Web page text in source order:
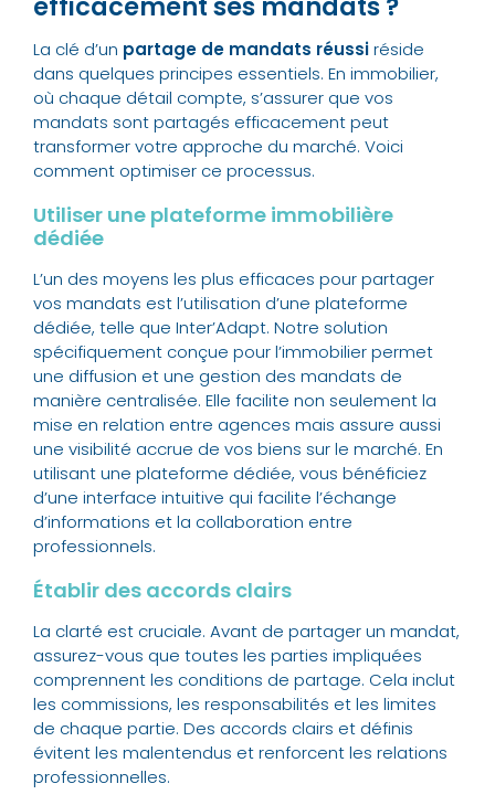
La clé d’un partage de mandats réussiréside
dans quelques principes essentiels. En immobilier,
où chaque détail compte, s’assurer que vos
mandats sont partagés efficacement peut
transformer votre approche du marché. Voici
comment optimiser ce processus.
Utiliser une plateforme immobilière
dédiée
L’un des moyens les plus efficaces pour partager
vos mandats est l’utilisation d’une plateforme
dédiée, telle que Inter’Adapt. Notre solution
spécifiquement conçue pour l’immobilier permet
une diffusion et une gestion des mandats de
manière centralisée. Elle facilite non seulement la
mise en relation entre agences mais assure aussi
une visibilité accrue de vos biens sur le marché. En
utilisant une plateforme dédiée, vous bénéficiez
d’une interface intuitive qui facilite l’échange
d’informations et la collaboration entre
professionnels.
Établir des accords clairs
La clarté est cruciale. Avant de partager un mandat,
assurez-vous que toutes les parties impliquées
comprennent les conditions de partage. Cela inclut
les commissions, les responsabilités et les limites
de chaque partie. Des accords clairs et définis
évitent les malentendus et renforcent les relations
professionnelles.